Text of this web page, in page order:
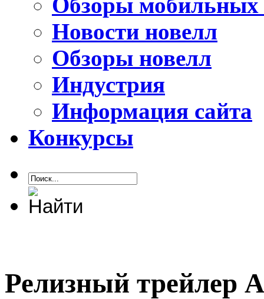
Обзоры мобильных
Новости новелл
Обзоры новелл
Индустрия
Информация сайта
Конкурсы
Релизный трейлер